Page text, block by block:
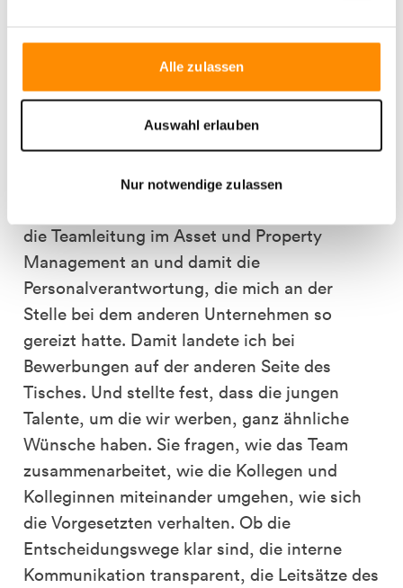
Alle zulassen
Auswahl erlauben
Nur notwendige zulassen
ich glaube, später selbst eine engagierte
Vorgesetzte zu sein, indem ich unter anderem
ein Mentoringprogramm in der Abteilung
einführte, das neuen Mitarbeitenden den
Einstieg ebenso leicht machen soll. Denn
die Teamleitung im Asset und Property
Management an und damit die
Personalverantwortung, die mich an der
Stelle bei dem anderen Unternehmen so
gereizt hatte. Damit landete ich bei
Bewerbungen auf der anderen Seite des
Tisches. Und stellte fest, dass die jungen
Talente, um die wir werben, ganz ähnliche
Wünsche haben. Sie fragen, wie das Team
zusammenarbeitet, wie die Kollegen und
Kolleginnen miteinander umgehen, wie sich
die Vorgesetzten verhalten. Ob die
Entscheidungswege klar sind, die interne
Kommunikation transparent, die Leitsätze des